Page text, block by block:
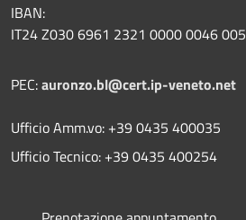
IBAN:
IT24 Z030 6961 2321 0000 0046 005
PEC:auronzo.bl@cert.ip-veneto.net
Ufficio Amm.vo: +39 0435 400035
Ufficio Tecnico: +39 0435 400254